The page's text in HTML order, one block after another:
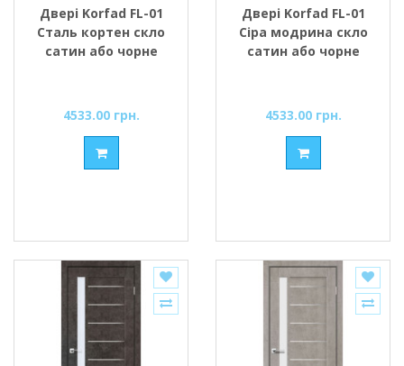
Двері Korfad FL-01
Сталь кортен скло
сатин або чорне
4533.00 грн.
Двері Korfad FL-01
Сіра модрина скло
сатин або чорне
4533.00 грн.